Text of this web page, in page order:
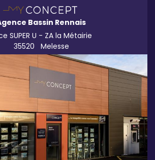
Bassin Rennais
SUPER U - ZA la Métairie
35520
Melesse